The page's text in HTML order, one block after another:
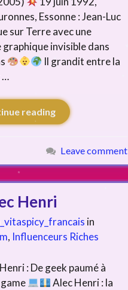
Essonne : Jean-Luc
sur Terre avec une
invisible dans
Il grandit entre la
…
reading
Leave comment
Henri
in
, Influenceurs Riches
: De geek paumé à
Alec Henri : la